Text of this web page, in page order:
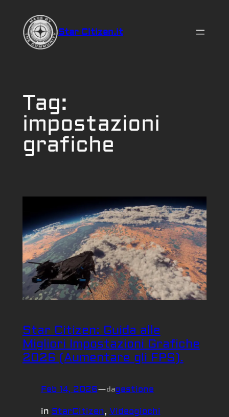
contenuto
Star Citizen.it
Tag:
impostazioni
grafiche
Star Citizen: Guida alle
Migliori Impostazioni Grafiche
2026 (Aumentare gli FPS).
Feb 14, 2026—dagestione
in StarCitizen, Videogiochi